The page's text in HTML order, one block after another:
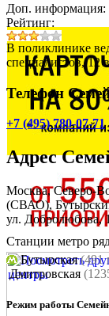
Доп. информация:
Рейтинг:
В поликлинике
специалистов, 12
Телефон
+7 (495) 780-07-71
Адрес
Москва, Северо-
(СВАО),
ул. Добролюбова,
Станции метро
Бутырская(491
Дмитровская
Режим работы